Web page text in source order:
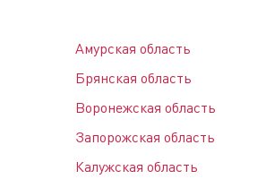
Холдинга
Амурская область
Брянская область
Воронежская область
Запорожская область
Калужская область